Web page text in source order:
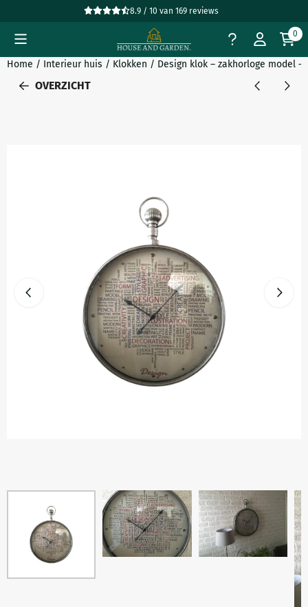
Cookievoorkeuren zijn beschikbaar. Kies instellingen of sta
8.9 / 10 van169 reviews
0
Home / Interieur huis / Klokken / Design klok – zakhorloge model
OVERZICHT